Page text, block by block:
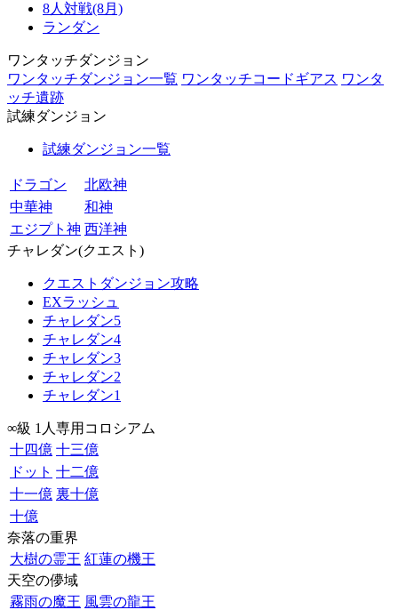
8人対戦(8月)
ランダン
ワンタッチダンジョン
ワンタッチダンジョン一覧 ワンタッチコードギアス ワンタ
ッチ遺跡
試練ダンジョン
試練ダンジョン一覧
ドラゴン
北欧神
中華神
和神
エジプト神 西洋神
チャレダン(クエスト)
クエストダンジョン攻略
EXラッシュ
チャレダン5
チャレダン4
チャレダン3
チャレダン2
チャレダン1
∞級 1人専用コロシアム
十四億 十三億
ドット 十二億
十一億 裏十億
十億
奈落の重界
大樹の霊王 紅蓮の機王
天空の儚域
霧雨の魔王 風雲の龍王